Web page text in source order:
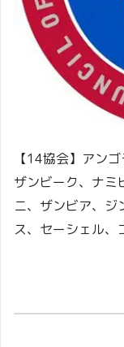
【14協会】アン
ザンビーク、ナミ
ニ、ザンビア、ジ
ス、セーシェル、